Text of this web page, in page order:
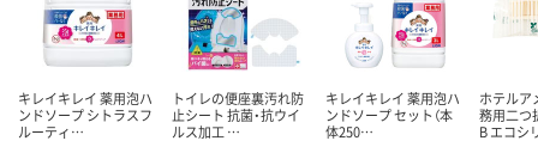
キレイキレイ 薬用泡ハ
ンドソープ シトラスフ
ルーティ…
トイレの便座裏汚れ防
止シート 抗菌・抗ウイ
ルス加工 …
キレイキレイ 薬用泡ハ
ンドソープ セット（本
体250…
ホテル
務用二つ
B エコシ